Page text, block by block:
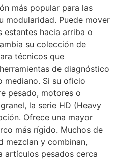
más popular para las
modularidad. Puede mover
estantes hacia arriba o
su colección de
técnicos que
de diagnóstico
mediano. Si su oficio
pesado, motores o
la serie HD (Heavy
Ofrece una mayor
más rígido. Muchos de
mezclan y combinan,
artículos pesados cerca